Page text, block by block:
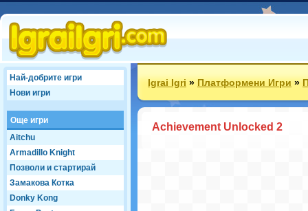
Най-добрите игри
Нови игри
Още игри
Aitchu
Armadillo Knight
Позволи и стартирай
Замакова Котка
Donky Kong
Igrai Igri»Платформени Игри»
Achievement Unlocked 2